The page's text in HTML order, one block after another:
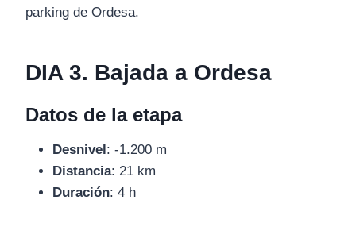
parking de Ordesa.
DIA 3. Bajada a Ordesa
Datos de la etapa
Desnivel : -1.200 m
Distancia: 21 km
Duración: 4 h